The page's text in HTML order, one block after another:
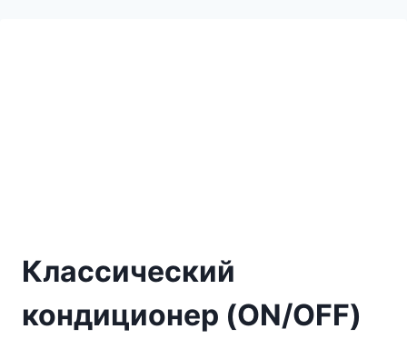
Классический
кондиционер (ON/OFF)